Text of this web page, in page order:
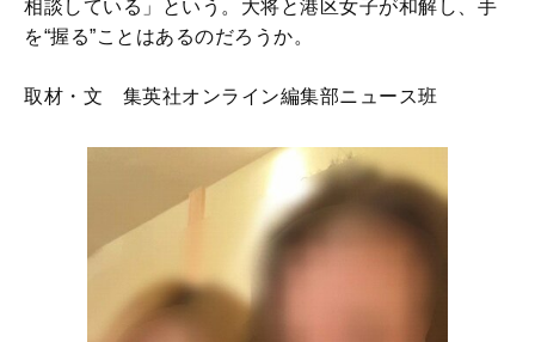
相談している」という。大将と港区女子が和解し、手
を“握る”ことはあるのだろうか。
取材・文 集英社オンライン編集部ニュース班